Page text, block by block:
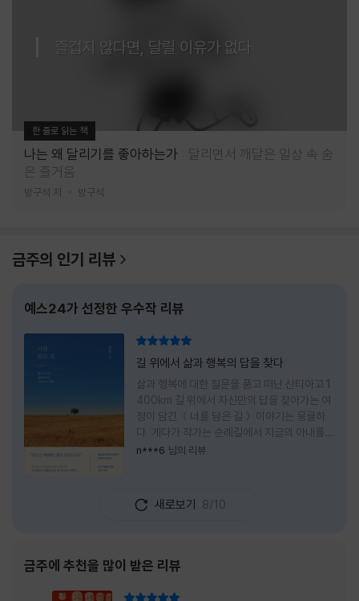
즐겁지 않다면, 달릴 이유가 없다
한 줄로 읽는 책
나는 왜 달리기를 좋아하는가
달리면서 깨달은 일상 속 숨
은 즐거움
방구석 저 방구석
금주의 인기 리뷰
예스24가 선정한 우수작 리뷰
길 위에서 삶과 행복의 답을 찾다
삶과 행복에 대한 질문을 품고 떠난 산티아고 1
400km 길 위에서 자신만의 답을 찾아가는 여
정이 담긴 ＜너를 담은 길＞ 이야기는 뭉클하
다. 게다가 작가는 순례길에서 지금의 아내를
만나 여행 로맨스의 정석인 '비포 선라이즈'를
에 작가가 소개한 다양한 도서들의 문장들을 만
나는 것 역시 읽기의 또다른 즐거움이었다. 여
누구이며어느 순간 행복을 느끼는지 질문하며
길을 떠나려고 마음 먹는 순간들을 적어내려간
문장들에 마음을 한참 머물렀다.그 부분을 발췌
n***6 님의 리뷰
새로보기 8/10
금주에 추천을 많이 받은 리뷰